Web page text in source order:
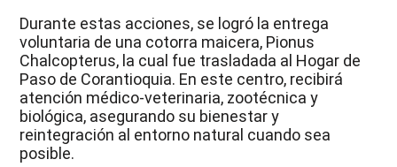
Durante estas acciones, se logró la entrega
voluntaria de una cotorra maicera, Pionus
Chalcopterus, la cual fue trasladada al Hogar de
Paso de Corantioquia. En este centro, recibirá
atención médico-veterinaria, zootécnica y
biológica, asegurando su bienestar y
reintegración al entorno natural cuando sea
posible.